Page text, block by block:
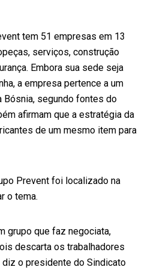
tem 51 empresas em 13
serviços, construção
Embora sua sede seja
a empresa pertence a um
segundo fontes do
afirmam que a estratégia da
de um mesmo item para
Prevent foi localizado na
o tema.
grupo que faz negociata,
descarta os trabalhadores
diz o presidente do Sindicato